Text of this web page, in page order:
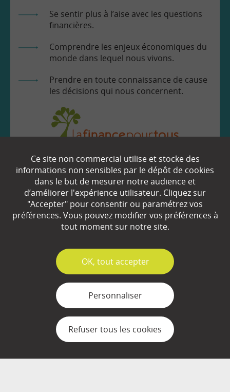
Se sentir plus à l’aise avec les questions
financières.
Comprendre les enjeux économiques du
monde dans lequel nous vivons.
Prendre en toute connaissance de cause
les décisions qui nous concernent.
EN SAVOIR
Qui sommes-nous ?
Partenaires
Plan du site
Mentions légales
Gestion des cookies
Ce site non commercial utilise et stocke des
informations non sensibles par le dépôt de cookies
dans le but de mesurer notre audience et
d’améliorer l'expérience utilisateur. Cliquez sur
"Accepter" pour consentir ou paramétrez vos
préférences. Vous pouvez modifier vos préférences à
tout moment sur notre site.
✓
OK, tout accepter
Personnaliser
Refuser tous les cookies